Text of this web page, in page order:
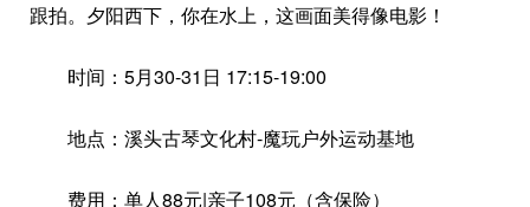
跟拍。夕阳西下，你在水上，这画面美得像电影！
时间：5月30-31日 17:15-19:00
地点：溪头古琴文化村-魔玩户外运动基地
费用：单人88元|亲子108元（含保险）